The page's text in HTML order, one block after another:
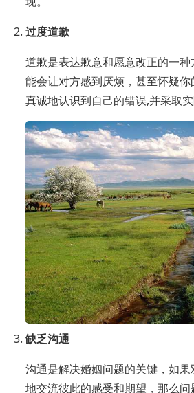
过度道歉
道歉是表达歉意和愿意改正的一
能会让对方感到厌烦，甚至怀疑
真诚地认识到自己的错误,并采取实
缺乏沟通
沟通是解决婚姻问题的关键，如
地交流彼此的感受和期望，那么